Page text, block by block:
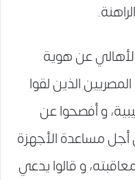
عن هوية
الذين لقوا
و أفصحوا عن
مساعدة الأجهزة
و قالوا يدعي